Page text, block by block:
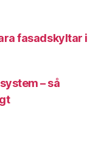
fasadskyltar i
– så